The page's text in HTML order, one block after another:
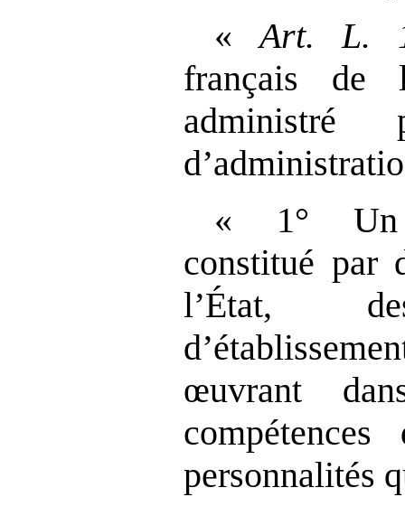
«Art. L.
français de
« 1° Un
constitué par
l’État,
œuvrant
personnalités